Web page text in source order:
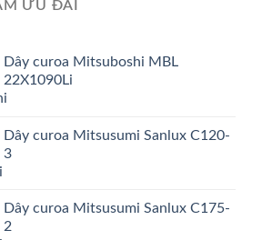
ƯU ĐÃI
Dây curoa Mitsuboshi MBL
22X1090Li
Dây curoa Mitsusumi Sanlux C120-
3
Dây curoa Mitsusumi Sanlux C175-
2